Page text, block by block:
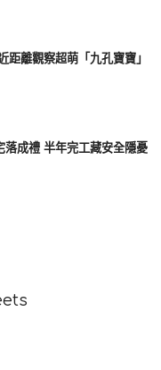
距離觀察超萌「九孔寶寶」
落成禮 半年完工藏安全隱憂